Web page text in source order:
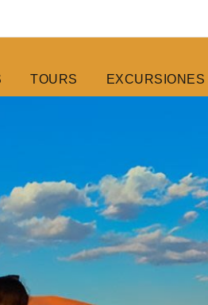
TOURS EXCURSIONES